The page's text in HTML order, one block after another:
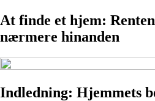
At finde et hjem:
nærmere hinanden
Indledning: Hjemmets